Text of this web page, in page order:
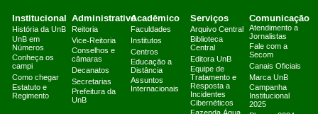
Institucional
História da UnB
UnB em
Números
Conheça os
campi
Como chegar
Estatuto e
Regimento
Administrativo
Reitoria
Vice-Reitoria
Conselhos e
câmaras
Decanatos
Secretarias
Prefeitura da
UnB
Acadêmico
Faculdades
Institutos
Centros
Educação a
Distância
Assuntos
Internacionais
Serviços
Arquivo Central
Biblioteca
Central
Editora UnB
Equipe de
Tratamento e
Resposta a
Incidentes
Cibernéticos
Comunicação
Atendimento a
Jornalistas
Fale com a
Secom
Canais Oficiais
Marca UnB
Campanha
Institucional
2025